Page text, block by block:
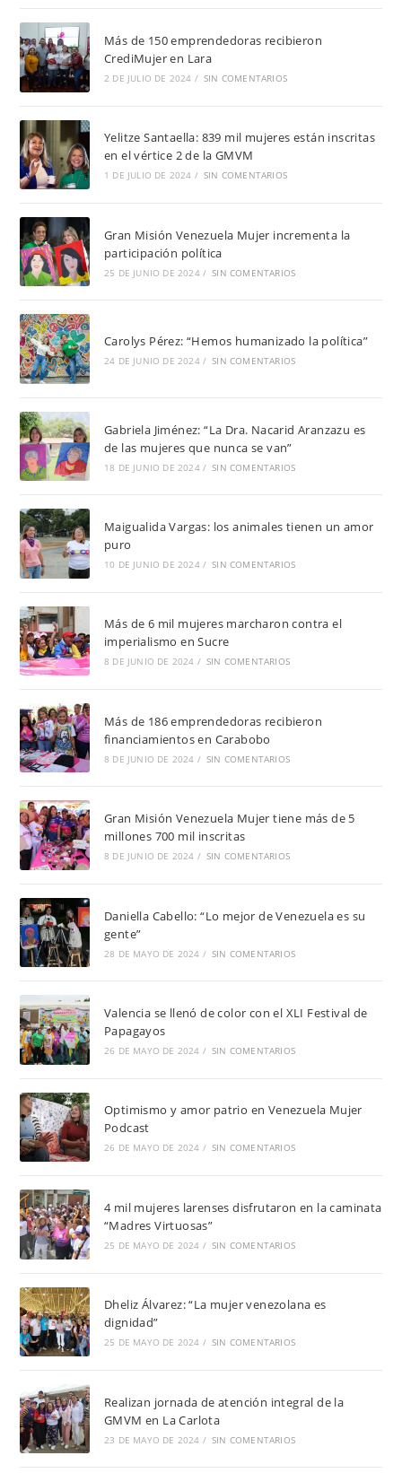
Más de 150 emprendedoras recibieron
CrediMujer en Lara
2 DE JULIO DE 2024 / SIN COMENTARIOS
Yelitze Santaella: 839 mil mujeres están inscritas
en el vértice 2 de la GMVM
1 DE JULIO DE 2024 / SIN COMENTARIOS
Gran Misión Venezuela Mujer incrementa la
participación política
25 DE JUNIO DE 2024 / SIN COMENTARIOS
Carolys Pérez: “Hemos humanizado la política”
24 DE JUNIO DE 2024 / SIN COMENTARIOS
Gabriela Jiménez: “La Dra. Nacarid Aranzazu es
de las mujeres que nunca se van”
18 DE JUNIO DE 2024 / SIN COMENTARIOS
Maigualida Vargas: los animales tienen un amor
puro
10 DE JUNIO DE 2024 / SIN COMENTARIOS
Más de 6 mil mujeres marcharon contra el
imperialismo en Sucre
8 DE JUNIO DE 2024 / SIN COMENTARIOS
Más de 186 emprendedoras recibieron
financiamientos en Carabobo
8 DE JUNIO DE 2024 / SIN COMENTARIOS
Gran Misión Venezuela Mujer tiene más de 5
millones 700 mil inscritas
8 DE JUNIO DE 2024 / SIN COMENTARIOS
Daniella Cabello: “Lo mejor de Venezuela es su
gente”
28 DE MAYO DE 2024 / SIN COMENTARIOS
Valencia se llenó de color con el XLI Festival de
Papagayos
26 DE MAYO DE 2024 / SIN COMENTARIOS
Optimismo y amor patrio en Venezuela Mujer
Podcast
26 DE MAYO DE 2024 / SIN COMENTARIOS
4 mil mujeres larenses disfrutaron en la caminata
“Madres Virtuosas”
25 DE MAYO DE 2024 / SIN COMENTARIOS
Dheliz Álvarez: “La mujer venezolana es
dignidad”
25 DE MAYO DE 2024 / SIN COMENTARIOS
Realizan jornada de atención integral de la
GMVM en La Carlota
23 DE MAYO DE 2024 / SIN COMENTARIOS